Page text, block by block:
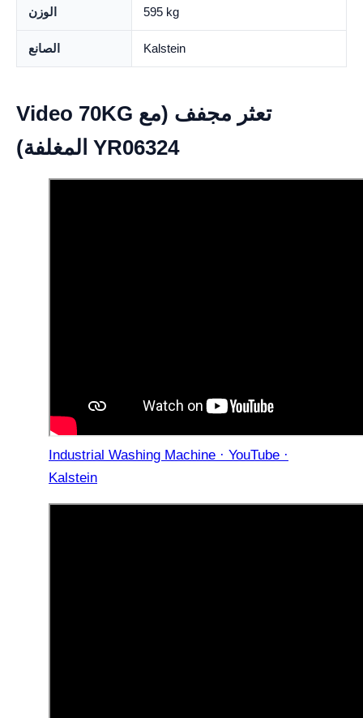
الوزن 595 kg
الصانع Kalstein
Video 70KG تعثر مجفف (مع
المغلفة) YR06324
Industrial Washing Machine · YouTube ·
Kalstein